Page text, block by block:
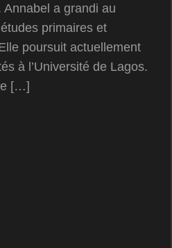
Annabel a grandi au
primaires et
poursuit actuellement
à l’Université de Lagos.
[…]